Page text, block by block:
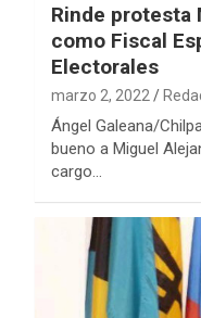
Rinde protesta
como Fiscal
Electorales
marzo 2, 2022
Ángel Galeana/
bueno a Miguel
cargo…